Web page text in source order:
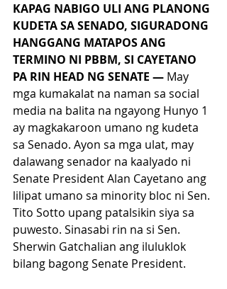
KAPAG NABIGO ULI ANG PLANONG
KUDETA SA SENADO, SIGURADONG
HANGGANG MATAPOS ANG
TERMINO NI PBBM, SI CAYETANO
PA RIN HEAD NG SENATE — May
mga kumakalat na naman sa social
media na balita na ngayong Hunyo 1
ay magkakaroon umano ng kudeta
sa Senado. Ayon sa mga ulat, may
dalawang senador na kaalyado ni
Senate President Alan Cayetano ang
lilipat umano sa minority bloc ni Sen.
Tito Sotto upang patalsikin siya sa
puwesto. Sinasabi rin na si Sen.
Sherwin Gatchalian ang iluluklok
bilang bagong Senate President.